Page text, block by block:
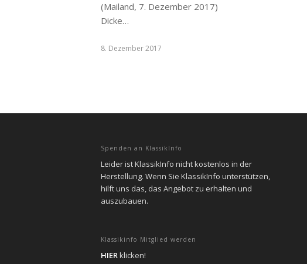
(Mailand, 7. Dezember 2017)
Dicke…
8. Dezember 2017
Spenden an KlassikInfo
Leider ist KlassikInfo nicht kostenlos in der
Herstellung. Wenn Sie KlassikInfo unterstützen,
hilft uns das, das Angebot zu erhalten und
auszubauen.
Klassikinfo Mitglied werden
HIERklicken!